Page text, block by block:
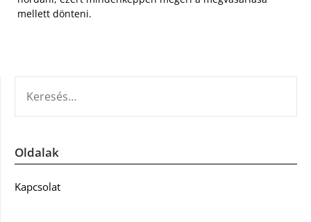
mellett dönteni.
Oldalak
Kapcsolat